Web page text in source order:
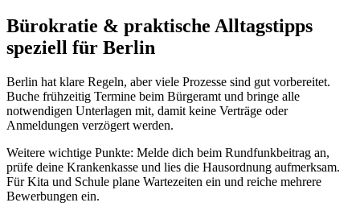
Bürokratie & praktische Alltagstipps
speziell für Berlin
Berlin hat klare Regeln, aber viele Prozesse sind gut vorbereitet.
Buche frühzeitig Termine beim Bürgeramt und bringe alle
notwendigen Unterlagen mit, damit keine Verträge oder
Anmeldungen verzögert werden.
Weitere wichtige Punkte: Melde dich beim Rundfunkbeitrag an,
prüfe deine Krankenkasse und lies die Hausordnung aufmerksam.
Für Kita und Schule plane Wartezeiten ein und reiche mehrere
Bewerbungen ein.